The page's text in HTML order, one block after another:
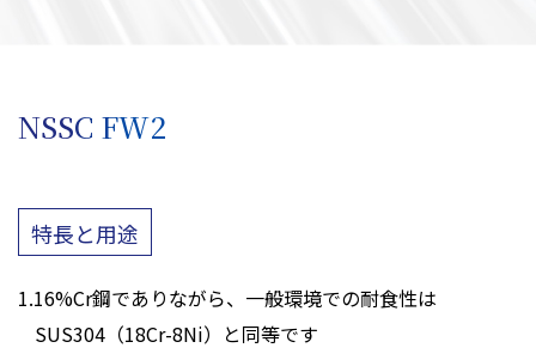
NSSC FW2
特長と用途
1.16%Cr鋼でありながら、一般環境での耐食性は
SUS304（18Cr-8Ni）と同等です